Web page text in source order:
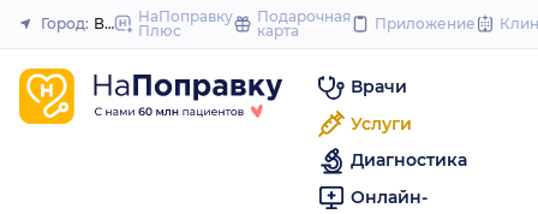
to
Закрыть
Город: ВоронежНаПоправку
Плюс
Подарочная
карта
Приложение
Врачи
Услуги
Диагностика
Онлайн-